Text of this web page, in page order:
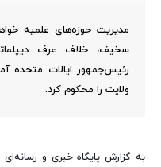
مدیریت حوزه‌های علمیه
سخیف، خلاف عرف
رئیس‌جمهور ایالات متحده
ولایت را محکوم کرد.
به گزارش پایگاه خبری و رسانه‌ای